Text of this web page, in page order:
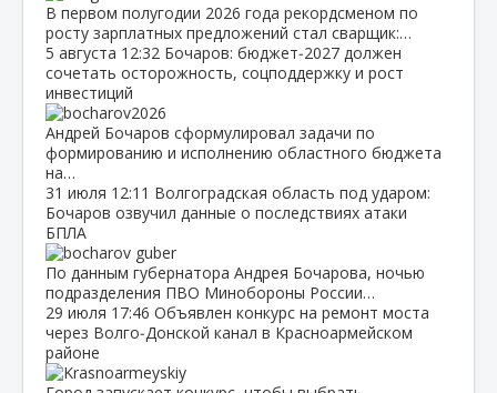
В первом полугодии 2026 года рекордсменом по
росту зарплатных предложений стал сварщик:…
5 августа 12:32 Бочаров: бюджет‑2027 должен
сочетать осторожность, соцподдержку и рост
инвестиций
Андрей Бочаров сформулировал задачи по
формированию и исполнению областного бюджета
на…
31 июля 12:11 Волгоградская область под ударом:
Бочаров озвучил данные о последствиях атаки
БПЛА
По данным губернатора Андрея Бочарова, ночью
подразделения ПВО Минобороны России…
29 июля 17:46 Объявлен конкурс на ремонт моста
через Волго‑Донской канал в Красноармейском
районе